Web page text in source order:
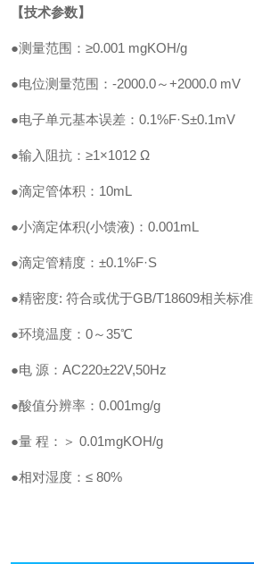
【技术参数】
●测量范围：≥0.001 mgKOH/g
●电位测量范围：-2000.0～+2000.0 mV
●电子单元基本误差：0.1%F·S±0.1mV
●输入阻抗：≥1×1012 Ω
●滴定管体积：10mL
●小滴定体积(小馈液)：0.001mL
●滴定管精度：±0.1%F·S
●精密度: 符合或优于GB/T18609相关标准
●环境温度：0～35℃
●电 源：AC220±22V,50Hz
●酸值分辨率：0.001mg/g
●量 程：＞ 0.01mgKOH/g
●相对湿度：≤ 80%